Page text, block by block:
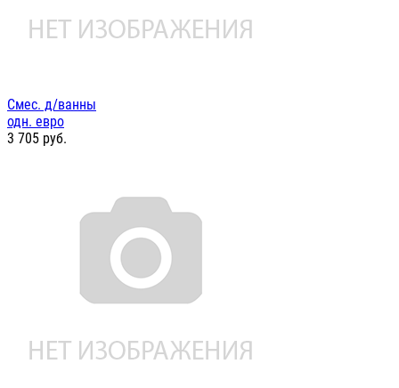
Смес. д/ванны
одн. евро
3 705 руб.